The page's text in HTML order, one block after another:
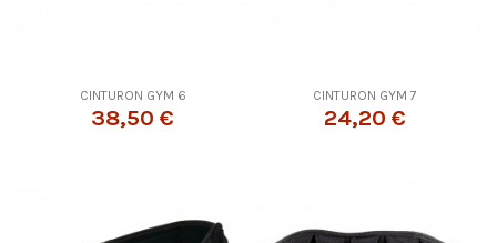
CINTURON GYM 6
38,50 €
CINTURON GYM 7
24,20 €